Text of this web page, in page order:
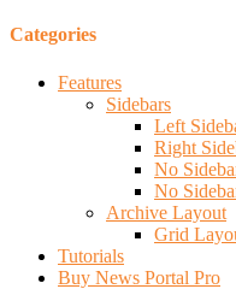
Categories
Features
Sidebars
Left
Right
No
No
Archive Layout
Grid
Tutorials
Buy News Portal Pro